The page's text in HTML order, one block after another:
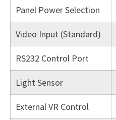
Panel Power Selection
Video Input (Standard)
RS232 Control Port
Light Sensor
External VR Control